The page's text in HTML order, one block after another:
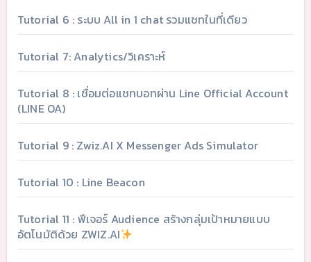
Tutorial 6 : ระบบ All in 1 chat รวมแชทในที่เดียว
Tutorial 7: Analytics/วิเคราะห์
Tutorial 8 : เชื่อมต่อแชทบอทผ่าน Line Official Account
(LINE OA)
Tutorial 9 : Zwiz.AI X Messenger Ads Simulator
Tutorial 10 : Line Beacon
Tutorial 11 : ฟีเจอร์ Audience สร้างกลุ่มเป้าหมายแบบ
อัตโนมัติด้วย ZWIZ.AI